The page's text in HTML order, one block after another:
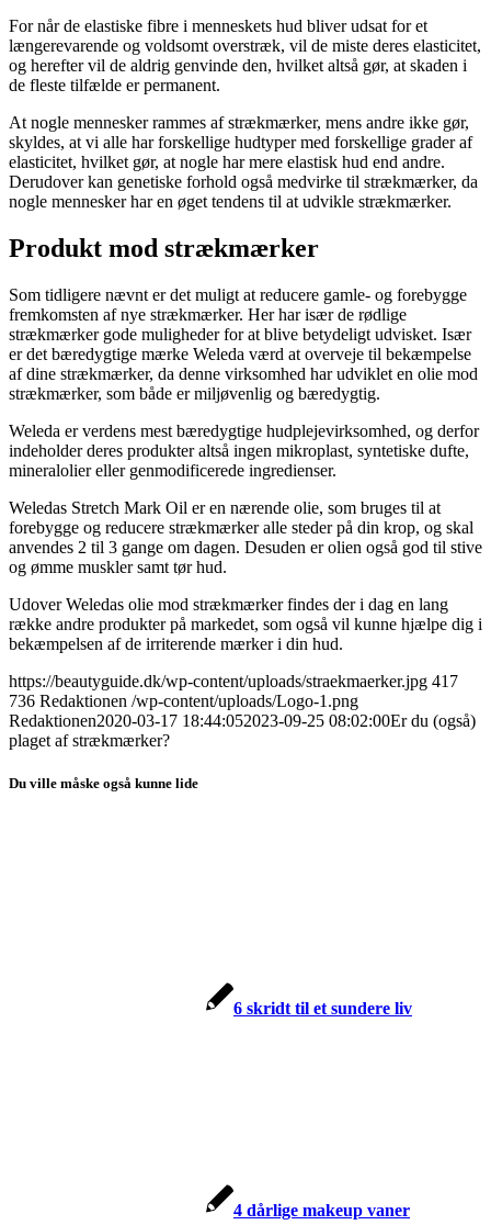
For når de elastiske fibre i menneskets hud bliver udsat for et
længerevarende og voldsomt overstræk, vil de miste deres elasticitet,
og herefter vil de aldrig genvinde den, hvilket altså gør, at skaden i
de fleste tilfælde er permanent.
At nogle mennesker rammes af strækmærker, mens andre ikke gør,
skyldes, at vi alle har forskellige hudtyper med forskellige grader af
elasticitet, hvilket gør, at nogle har mere elastisk hud end andre.
Derudover kan genetiske forhold også medvirke til strækmærker, da
nogle mennesker har en øget tendens til at udvikle strækmærker.
Produkt mod strækmærker
Som tidligere nævnt er det muligt at reducere gamle- og forebygge
fremkomsten af nye strækmærker. Her har især de rødlige
strækmærker gode muligheder for at blive betydeligt udvisket. Især
er det bæredygtige mærke Weleda værd at overveje til bekæmpelse
af dine strækmærker, da denne virksomhed har udviklet en olie mod
strækmærker, som både er miljøvenlig og bæredygtig.
Weleda er verdens mest bæredygtige hudplejevirksomhed, og derfor
indeholder deres produkter altså ingen mikroplast, syntetiske dufte,
mineralolier eller genmodificerede ingredienser.
Weledas Stretch Mark Oil er en nærende olie, som bruges til at
forebygge og reducere strækmærker alle steder på din krop, og skal
anvendes 2 til 3 gange om dagen. Desuden er olien også god til stive
og ømme muskler samt tør hud.
Udover Weledas olie mod strækmærker findes der i dag en lang
række andre produkter på markedet, som også vil kunne hjælpe dig i
bekæmpelsen af de irriterende mærker i din hud.
https://beautyguide.dk/wp-content/uploads/straekmaerker.jpg 417
736 Redaktionen /wp-content/uploads/Logo-1.png
Redaktionen2020-03-17 18:44:052023-09-25 08:02:00Er du (også)
plaget af strækmærker?
Du ville måske også kunne lide
6 skridt til et sundere liv
4 dårlige makeup vaner